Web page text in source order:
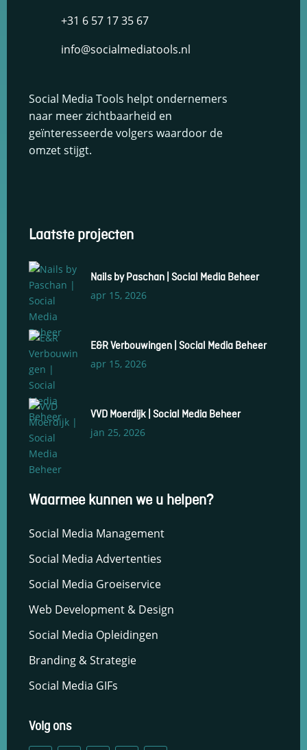
+31 6 57 17 35 67
info@socialmediatools.nl
Nails by Paschan | Social Media Beheer
apr 15, 2026
E&R Verbouwingen | Social Media Beheer
apr 15, 2026
VVD Moerdijk | Social Media Beheer
jan 25, 2026
Social Media Management
Social Media Advertenties
Social Media Groeiservice
Web Development & Design
Social Media Opleidingen
Branding & Strategie
Social Media GIFs